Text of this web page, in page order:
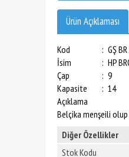
Ürün Açıklaması
Kod : GŞ
İsim
: HP
Çap
: 9
Kapasite
: 14
Açıklama
Belçika menşeili
Diğer Özellikler
Stok Kodu